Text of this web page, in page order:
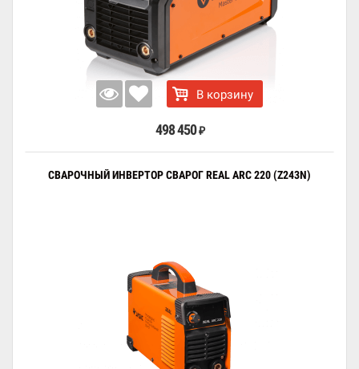
В корзину
498 450 ₽
СВАРОЧНЫЙ ИНВЕРТОР СВАРОГ REAL ARC 220 (Z243N)